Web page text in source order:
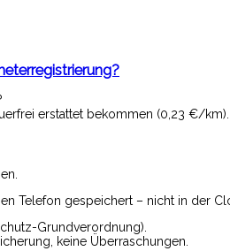
erstattet bekommen (0,23 €/km).
Telefon gespeichert – nicht in der
Grundverordnung).
keine Überraschungen.